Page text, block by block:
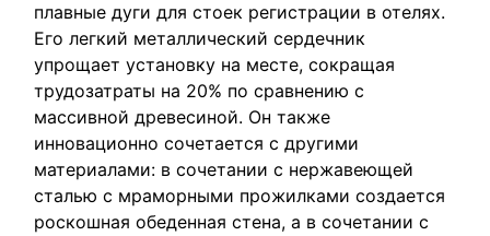
плавные дуги для стоек регистрации в отелях.
Его легкий металлический сердечник
упрощает установку на месте, сокращая
трудозатраты на 20% по сравнению с
массивной древесиной. Он также
инновационно сочетается с другими
материалами: в сочетании с нержавеющей
сталью с мраморными прожилками создается
роскошная обеденная стена, а в сочетании с